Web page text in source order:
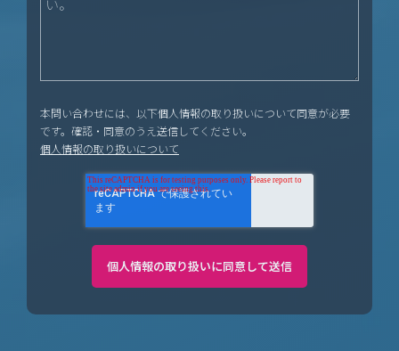
本問い合わせには、以下個人情報の取り扱いについて同意が必要
です。確認・同意のうえ送信してください。
個人情報の取り扱いについて